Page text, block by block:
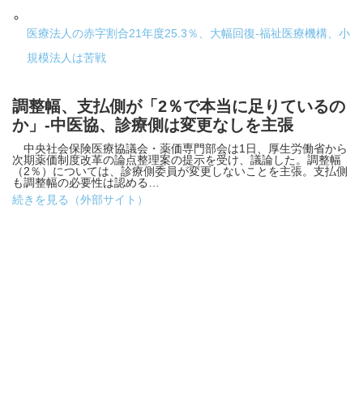
医療法人の赤字割合21年度25.3％、大幅回復-福祉医療機構、小
規模法人は苦戦
調整幅、支払側が「2％で本当に足りているの
か」-中医協、診療側は変更なしを主張
中央社会保険医療協議会・薬価専門部会は1日、厚生労働省から
次期薬価制度改革の論点整理案の提示を受け、議論した。調整幅
（2％）については、診療側委員が変更しないことを主張。支払側
も調整幅の必要性は認める…
続きを見る（外部サイト）